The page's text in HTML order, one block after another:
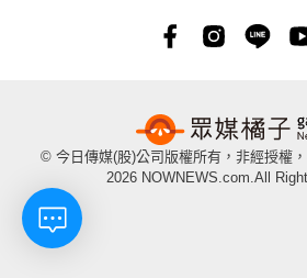
© 今日傳媒(股)公司版權所有，非經授權
2026 NOWNEWS.com.All